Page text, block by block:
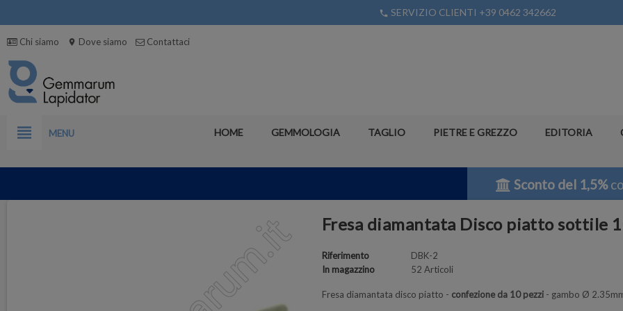
phone SERVIZIO CLIENTI +39 0462 342662
Chi siamo location_on Dove siamo Contattaci
view_headline MENU HOME GEMMOLOGIA TAGLIO PIETRE E GREZZO EDITORIA
Sconto del 1,5%
Fresa diamantata Disco piatto sottile
Riferimento
DBK-2
In magazzino
52 Articoli
Fresa diamantata disco piatto - confezione da 10 pezzi - gambo Ø